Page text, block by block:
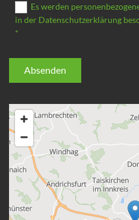
Es werden
in der Datenschutzerklärung
*